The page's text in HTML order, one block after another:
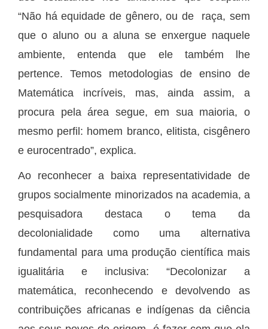
“Não há equidade de gênero, ou de raça, sem
que o aluno ou a aluna se enxergue naquele
ambiente, entenda que ele também lhe
pertence. Temos metodologias de ensino de
Matemática incríveis, mas, ainda assim, a
procura pela área segue, em sua maioria, o
mesmo perfil: homem branco, elitista, cisgênero
e eurocentrado”, explica.
Ao reconhecer a baixa representatividade de
grupos socialmente minorizados na academia, a
pesquisadora destaca o tema da
decolonialidade como uma alternativa
fundamental para uma produção científica mais
igualitária e inclusiva: “Decolonizar a
matemática, reconhecendo e devolvendo as
contribuições africanas e indígenas da ciência